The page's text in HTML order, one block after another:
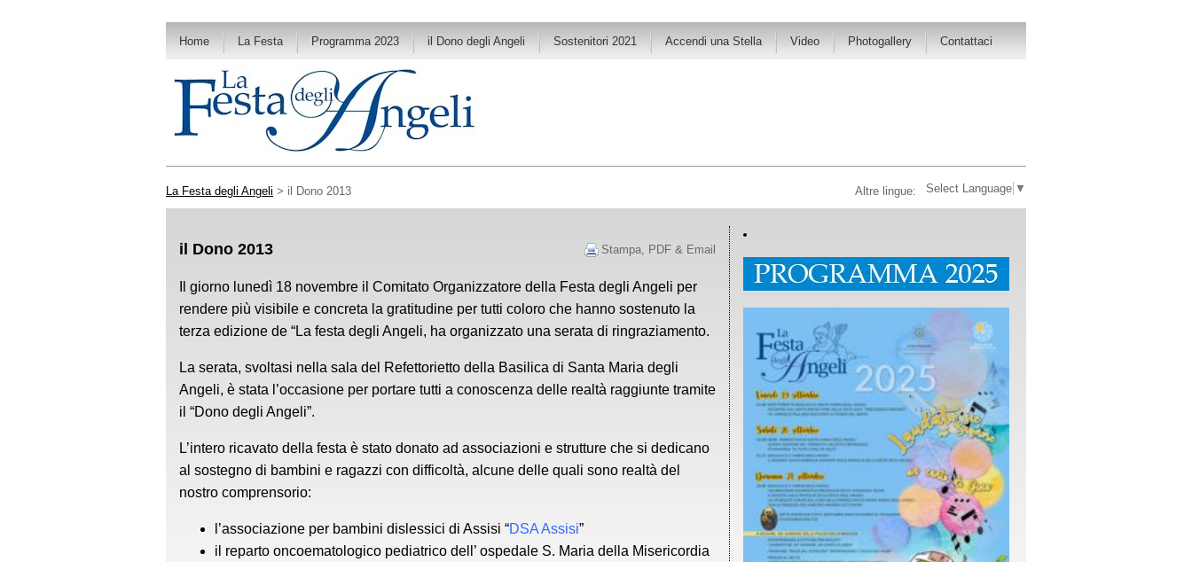
Home La Festa Programma 2023 il Dono degli Angeli Sostenitori 2021 Accendi una Stella Video Photogallery Contattaci
La Festa degli Angeli > il Dono 2013 Select Language ▼
Altre lingue:
il Dono 2013 Stampa, PDF & Email
Il giorno lunedì 18 novembre il Comitato Organizzatore della Festa degli Angeli per
rendere più visibile e concreta la gratitudine per tutti coloro che hanno sostenuto la
terza edizione de “La festa degli Angeli, ha organizzato una serata di ringraziamento.
La serata, svoltasi nella sala del Refettorietto della Basilica di Santa Maria degli
Angeli, è stata l’occasione per portare tutti a conoscenza delle realtà raggiunte tramite
il “Dono degli Angeli”.
L’intero ricavato della festa è stato donato ad associazioni e strutture che si dedicano
al sostegno di bambini e ragazzi con difficoltà, alcune delle quali sono realtà del
nostro comprensorio:
l’associazione per bambini dislessici di Assisi “DSA Assisi”
il reparto oncoematologico pediatrico dell’ ospedale S. Maria della Misericordia